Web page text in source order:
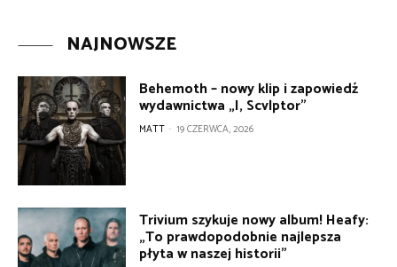
NAJNOWSZE
Behemoth – nowy klip i zapowiedź
wydawnictwa „I, Scvlptor”
MATT - 19 CZERWCA, 2026
Trivium szykuje nowy album! Heafy:
„To prawdopodobnie najlepsza
płyta w naszej historii”